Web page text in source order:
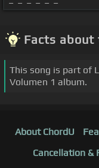
Facts about
This song is part of
Volumen 1 album.
About ChordU
Cancellation &